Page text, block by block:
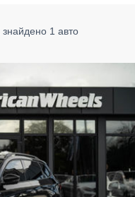
знайдено 1 авто